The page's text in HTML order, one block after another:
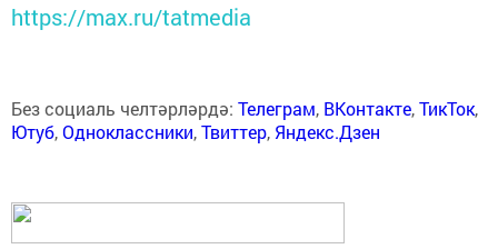
https://max.ru/tatmedia
Без социаль челтәрләрдә: Телеграм, ВКонтакте,ТикТок,
Ютуб,Одноклассники,Твиттер, Яндекс.Дзен